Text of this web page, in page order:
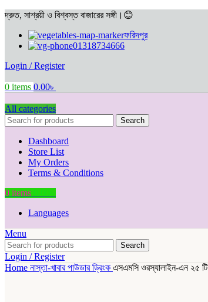
দ্রুত, সাশ্রয়ী ও বিশ্বস্ত বাজারের সঙ্গী।😊
ফরিদপুর
01318734666
Login / Register
0 items 0.00৳
All categories
Search
Dashboard
Store List
My Orders
Terms & Conditions
0 items
Languages
Menu
Search
Login / Register
Home নাস্তা-খাবারপাউডার ড্রিংক এসএমসি ওরস্যালাইন-এন ২৫ টি